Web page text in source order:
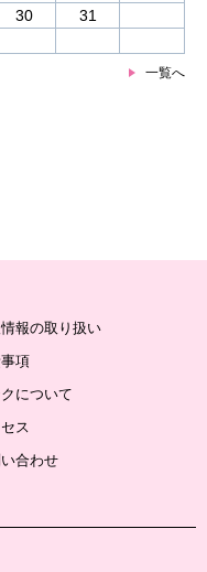
30 31
一覧へ
報の取り扱い
項
クについて
ス
合わせ